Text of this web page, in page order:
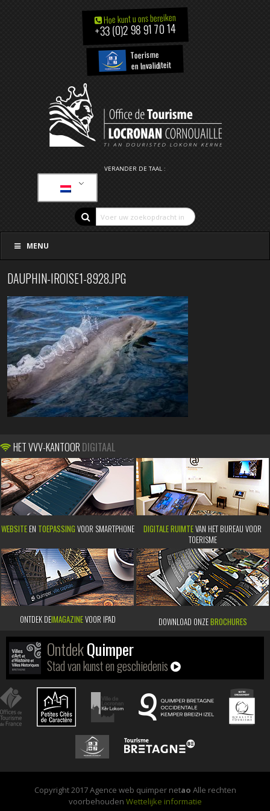
Hoe kunt u ons bereiken
+33 (0)2 98 91 70 14
Toerisme
en Invaliditeit
VERANDER DE TAAL :
MENU
DAUPHIN-IROISE1-8928.JPG
HET VVV-KANTOOR DIGITAAL
WEBSITEEN TOEPASSING VOOR SMARTPHONE DIGITALE RUIMTEVAN HET BUREAU VOOR
TOERISME
ONTDEK DEIMAGAZINEVOOR IPAD DOWNLOAD ONZEBROCHURES
OntdekQuimper
Stad van kunst en geschiedenis
Copyright 2017 Agence web quimper netao Alle rechten
voorbehouden Wettelijke informatie